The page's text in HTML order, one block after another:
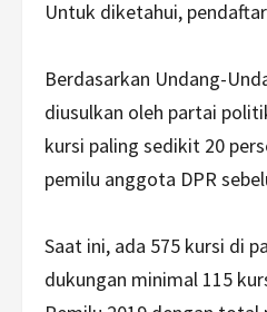
Untuk diketahui,
Berdasarkan Undang-
diusulkan oleh partai
kursi paling sedikit 20
pemilu anggota DPR
Saat ini, ada 575 kursi di
dukungan minimal 115